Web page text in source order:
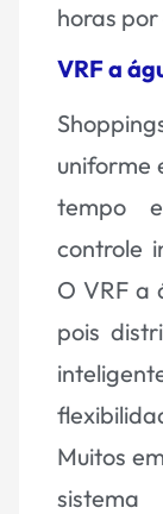
horas por
VRF a
uniforme
tempo
controle
O VRF a
pois
Muitos